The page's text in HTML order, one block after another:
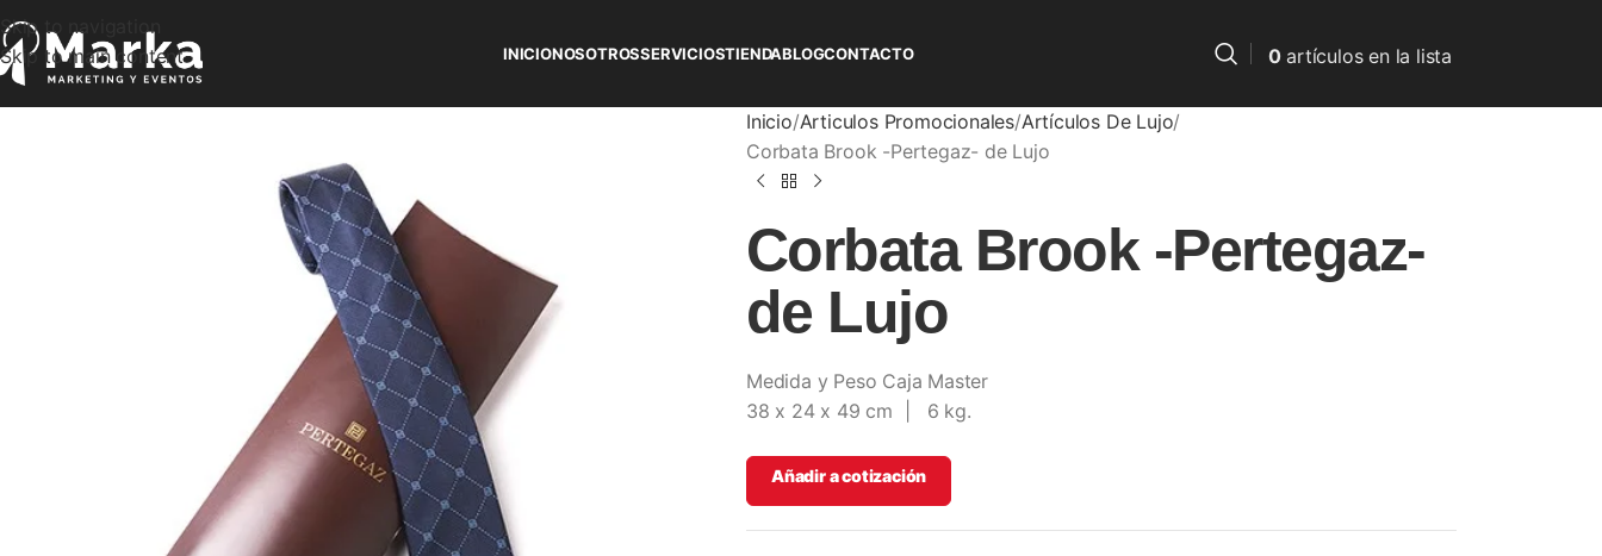
Skip to navigation
Skip to main content
INICIONOSOTROSSERVICIOSTIENDABLOGCONTACTO 0artículosen la lista
Inicio Articulos Promocionales Artículos De Lujo
Corbata Brook -Pertegaz- de Lujo
Corbata Brook -Pertegaz-
de Lujo
Medida y Peso Caja Master
38 x 24 x 49 cm | 6 kg.
Añadir a cotización